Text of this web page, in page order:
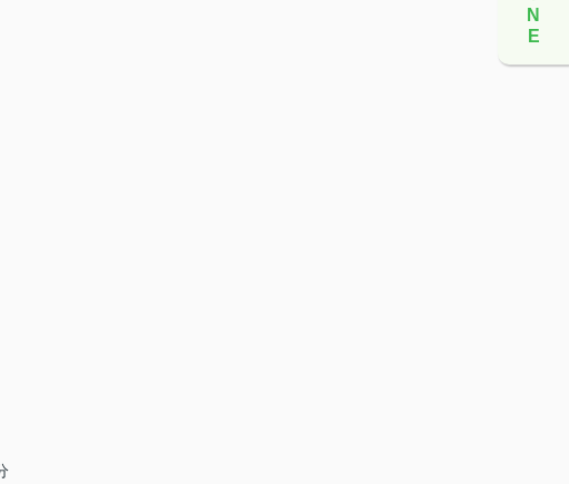
N
E